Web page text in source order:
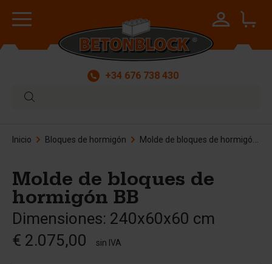
+34 676 738 430
Inicio Bloques de hormigón Molde de bloques de hormigón BB
Molde de bloques de
hormigón BB
Dimensiones: 240x60x60 cm
€ 2.075,00
sin IVA